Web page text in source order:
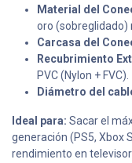
Material del
oro (sobreglidado)
Carcasa del
Recubrimiento
PVC (Nylon + FVC).
Diámetro del
Ideal para: Sacar el
generación (PS5, Xbox
rendimiento en